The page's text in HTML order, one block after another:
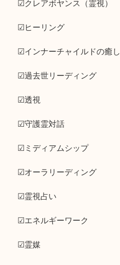
☑クレアボヤンス（霊視）
☑ヒーリング
☑インナーチャイルドの癒し
☑過去世リーディング
☑透視
☑守護霊対話
☑ミディアムシップ
☑オーラリーディング
☑霊視占い
☑エネルギーワーク
☑霊媒